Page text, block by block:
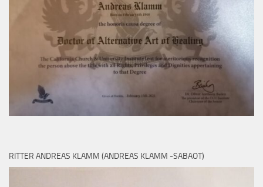
RITTER ANDREAS KLAMM (ANDREAS KLAMM -SABAOT)